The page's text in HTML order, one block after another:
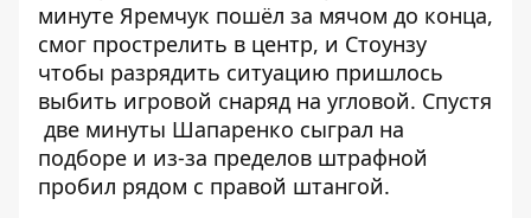
минуте Яремчук пошёл за мячом до конца,
смог прострелить в центр, и Стоунзу
чтобы разрядить ситуацию пришлось
выбить игровой снаряд на угловой. Спустя
две минуты Шапаренко сыграл на
подборе и из-за пределов штрафной
пробил рядом с правой штангой.